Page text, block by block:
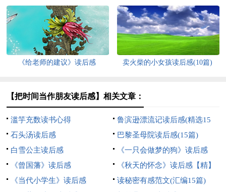
《给老师的建议》读后感 卖火柴的小女孩读后感(10篇)
【把时间当作朋友读后感】相关文章：
滥竽充数读书心得
鲁滨逊漂流记读后感(精选15
篇)
石头汤读后感
巴黎圣母院读后感(15篇)
白雪公主读后感
《一只会做梦的狗》读后感
《曾国藩》读后感
《秋天的怀念》读后感【精】
《当代小学生》读后感
读秘密有感范文(汇编15篇)